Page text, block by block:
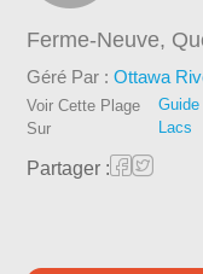
Ferme-Neuve,
Géré Par :Ottawa
Voir Cette Plage
Sur
Lacs
Partager :